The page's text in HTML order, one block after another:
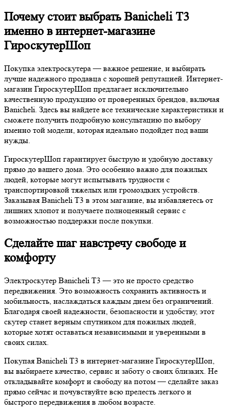
Почему стоит выбрать Banicheli T3
именно в интернет-магазине
ГироскутерШоп
Покупка электроскутера — важное решение, и выбирать
лучше надежного продавца с хорошей репутацией. Интернет-
магазин ГироскутерШоп предлагает исключительно
качественную продукцию от проверенных брендов, включая
Banicheli. Здесь вы найдете все технические характеристики и
сможете получить подробную консультацию по выбору
именно той модели, которая идеально подойдет под ваши
нужды.
ГироскутерШоп гарантирует быструю и удобную доставку
прямо до вашего дома. Это особенно важно для пожилых
людей, которые могут испытывать трудности с
транспортировкой тяжелых или громоздких устройств.
Заказывая Banicheli T3 в этом магазине, вы избавляетесь от
лишних хлопот и получаете полноценный сервис с
возможностью поддержки после покупки.
Сделайте шаг навстречу свободе и
комфорту
Электроскутер Banicheli T3 — это не просто средство
передвижения. Это возможность сохранить активность и
мобильность, наслаждаться каждым днем без ограничений.
Благодаря своей надежности, безопасности и удобству, этот
скутер станет верным спутником для пожилых людей,
которые хотят оставаться независимыми и уверенными в
своих силах.
Покупая Banicheli T3 в интернет-магазине ГироскутерШоп,
вы выбираете качество, сервис и заботу о своих близких. Не
откладывайте комфорт и свободу на потом — сделайте заказ
прямо сейчас и почувствуйте всю прелесть легкого и
быстрого передвижения в любом возрасте.